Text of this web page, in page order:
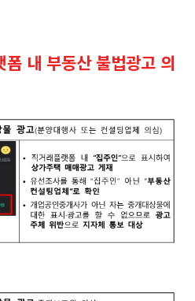
내 부동산 불법광고 의